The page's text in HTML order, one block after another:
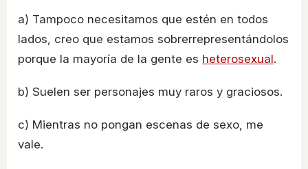
a) Tampoco necesitamos que estén en todos
lados, creo que estamos sobrerrepresentándolos
porque la mayoría de la gente es heterosexual.
b) Suelen ser personajes muy raros y graciosos.
c) Mientras no pongan escenas de sexo, me
vale.